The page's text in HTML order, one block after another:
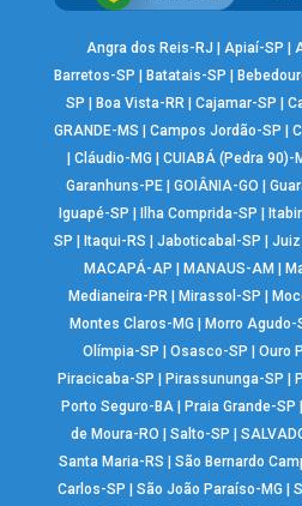
Angra dos Reis-RJ | Apiaí-SP |
Barretos-SP | Batatais-SP |
SP |Boa Vista-RR |Cajamar-SP |
GRANDE-MS | Campos Jordão-SP |
| Cláudio-MG | CUIABÁ (Pedra 90)-
Garanhuns-PE |GOIÂNIA-GO |
Iguapé-SP |Ilha Comprida-SP |
SP |Itaqui-RS |Jaboticabal-SP |Juiz
MACAPÁ-AP |MANAUS-AM |
Medianeira-PR |Mirassol-SP |
Montes Claros-MG |Morro Agudo-
Olímpia-SP |Osasco-SP |Ouro
Piracicaba-SP | Pirassununga-SP |
Porto Seguro-BA| Praia Grande-SP |
de Moura-RO |Salto-SP |
Santa Maria-RS | São Bernardo
Carlos-SP | São João Paraíso-MG |